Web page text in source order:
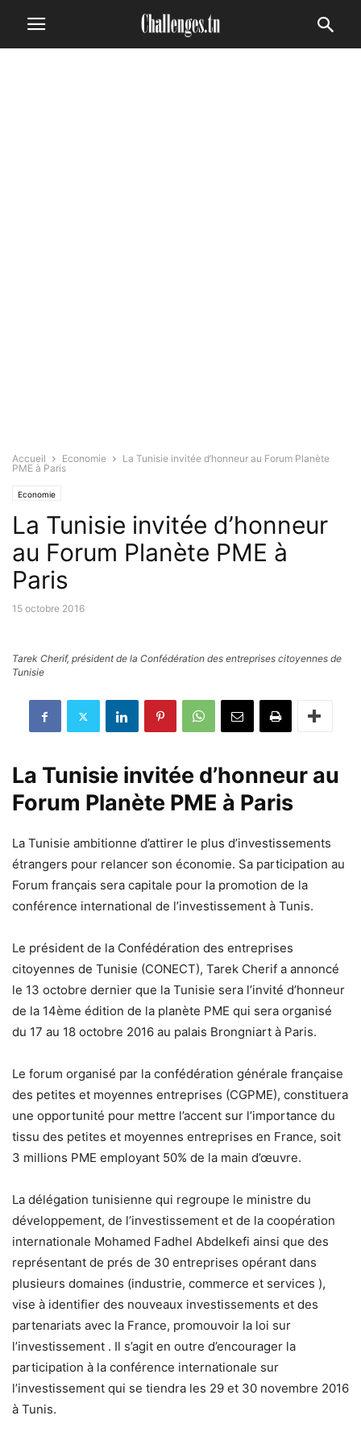
Accueil Economie
La Tunisie invitée d’honneur au Forum Planète
PME à Paris
Economie
La Tunisie invitée d’honneur
au Forum Planète PME à
Paris
15 octobre 2016
Tarek Cherif, président de la Confédération des entreprises citoyennes de
Tunisie
La Tunisie invitée d’honneur au
Forum Planète PME à Paris
La Tunisie ambitionne d’attirer le plus d’investissements
étrangers pour relancer son économie. Sa participation au
Forum français sera capitale pour la promotion de la
conférence international de l’investissement à Tunis.
Le président de la Confédération des entreprises
citoyennes de Tunisie (CONECT), Tarek Cherif a annoncé
le 13 octobre dernier que la Tunisie sera l’invité d’honneur
de la 14ème édition de la planète PME qui sera organisé
du 17 au 18 octobre 2016 au palais Brongniart à Paris.
Le forum organisé par la confédération générale française
des petites et moyennes entreprises (CGPME), constituera
une opportunité pour mettre l’accent sur l’importance du
tissu des petites et moyennes entreprises en France, soit
3 millions PME employant 50% de la main d’œuvre.
La délégation tunisienne qui regroupe le ministre du
développement, de l’investissement et de la coopération
internationale Mohamed Fadhel Abdelkefi ainsi que des
représentant de prés de 30 entreprises opérant dans
plusieurs domaines (industrie, commerce et services ),
vise à identifier des nouveaux investissements et des
partenariats avec la France, promouvoir la loi sur
l’investissement . Il s’agit en outre d’encourager la
participation à la conférence internationale sur
l’investissement qui se tiendra les 29 et 30 novembre 2016
à Tunis.